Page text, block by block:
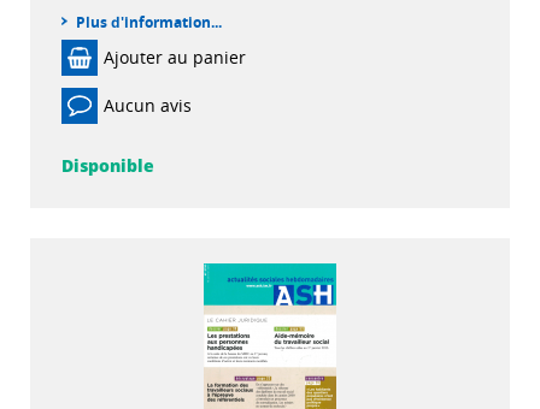
Plus d'information...
Ajouter au panier
Aucun avis
Disponible